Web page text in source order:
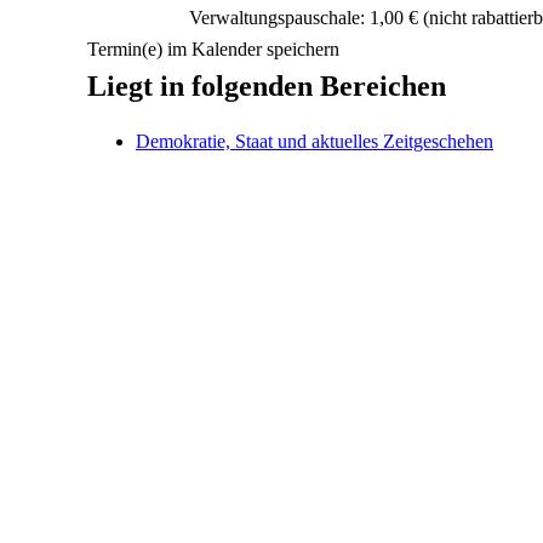
Verwaltungspauschale: 1,00 € (nicht
Termin(e) im Kalender speichern
Liegt in folgenden Bereichen
Demokratie, Staat und aktuelles Zeitgeschehen